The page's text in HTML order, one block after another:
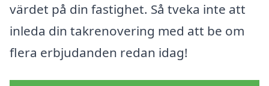
värdet på din fastighet. Så tveka inte att
inleda din takrenovering med att be om
flera erbjudanden redan idag!